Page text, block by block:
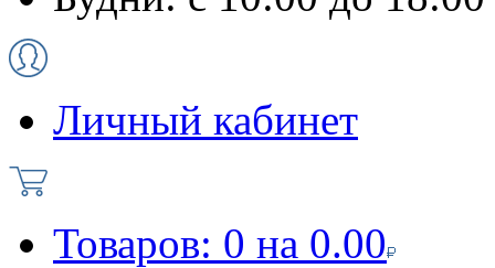
Личный кабинет
Товаров: 0 на 0.00